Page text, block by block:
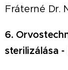
Fráterné Dr.
6.
sterilizálása -